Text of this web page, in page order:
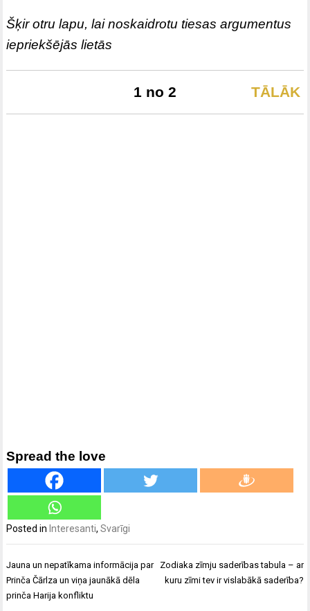
Šķir otru lapu, lai noskaidrotu tiesas argumentus
iepriekšējās lietās
TĀLĀK
1 no 2
Spread the love
Posted in Interesanti,Svarīgi
Ziņu
izvēlne
Jauna un nepatīkama informācija par
Prinča Čārlza un viņa jaunākā dēla
prinča Harija konfliktu
Zodiaka zīmju saderības tabula – ar
kuru zīmi tev ir vislabākā saderība?